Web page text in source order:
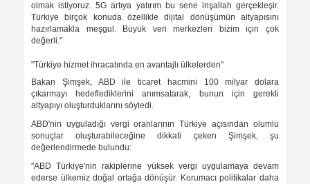
olmak istiyoruz. 5G artıya yatırım bu sene inşallah gerçekleşir.
Türkiye birçok konuda özellikle dijital dönüşümün altyapısını
hazırlamakla meşgul. Büyük veri merkezleri bizim için çok
değerli."
"Türkiye hizmet ihracatında en avantajlı ülkelerden"
Bakan Şimşek, ABD ile ticaret hacmini 100 milyar dolara
çıkarmayı hedeflediklerini anımsatarak, bunun için gerekli
altyapıyı oluşturduklarını söyledi.
ABD'nin uyguladığı vergi oranlarının Türkiye açısından olumlu
sonuçlar oluşturabileceğine dikkati çeken Şimşek, şu
değerlendirmede bulundu:
"ABD Türkiye'nin rakiplerine yüksek vergi uygulamaya devam
ederse ülkemiz doğal ortağa dönüşür. Korumacı politikalar daha